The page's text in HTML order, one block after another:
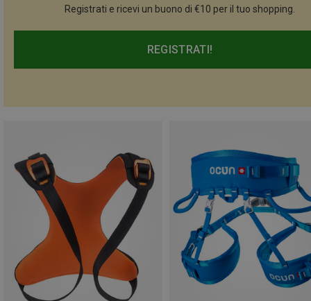
Registrati e ricevi un buono di €10 per il tuo shopping.
REGISTRATI!